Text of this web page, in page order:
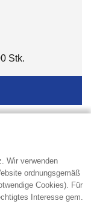
Stk.
Wir verwenden
ordnungsgemäß
Cookies). Für
Interesse gem.